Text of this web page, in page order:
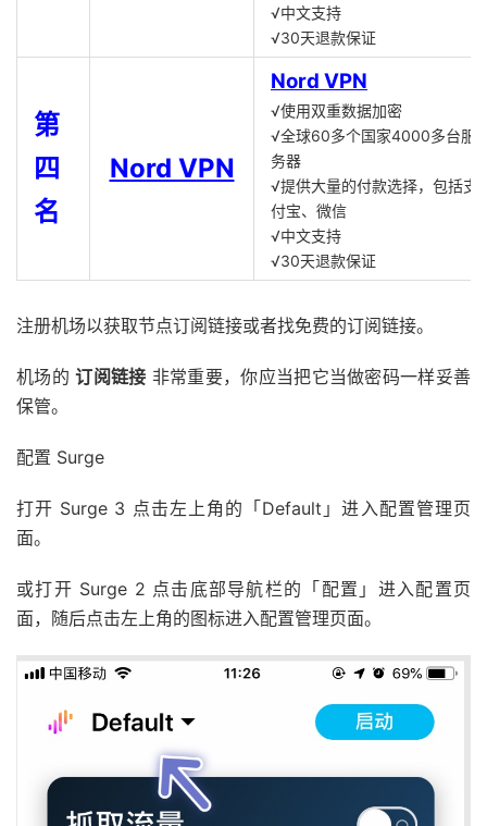
√中文支持
√30天退款保证
第
四
名
Nord VPN
Nord VPN
√使用双重数据加密
√全球60多个国家4000多台服
务器
√提供大量的付款选择，包括支
付宝、微信
√中文支持
√30天退款保证
注册机场以获取节点订阅链接或者找免费的订阅链接。
机场的订阅链接 非常重要，你应当把它当做密码一样妥善
保管。
配置 Surge
打开 Surge 3 点击左上角的「Default」进入配置管理页
面。
或打开 Surge 2 点击底部导航栏的「配置」进入配置页
面，随后点击左上角的图标进入配置管理页面。